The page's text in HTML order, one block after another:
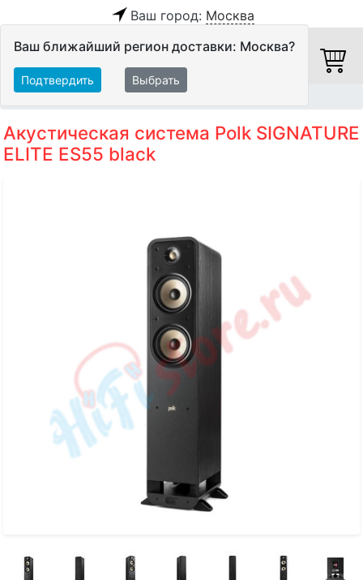
Ваш город: Москва
Ваш ближайший регион доставки: Москва?
Подтвердить Выбрать
Акустическая система Polk SIGNATURE
ELITE ES55 black